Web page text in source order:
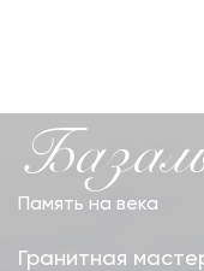
Память на века
Гранитная